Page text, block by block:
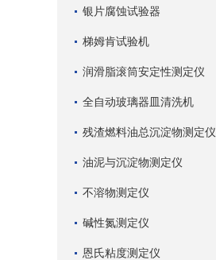
银片腐蚀试验器
梯姆肯试验机
润滑脂滚筒安定性测定仪
全自动玻璃器皿清洗机
残渣燃料油总沉淀物测定仪
油泥与沉淀物测定仪
不溶物测定仪
碱性氮测定仪
恩氏粘度测定仪